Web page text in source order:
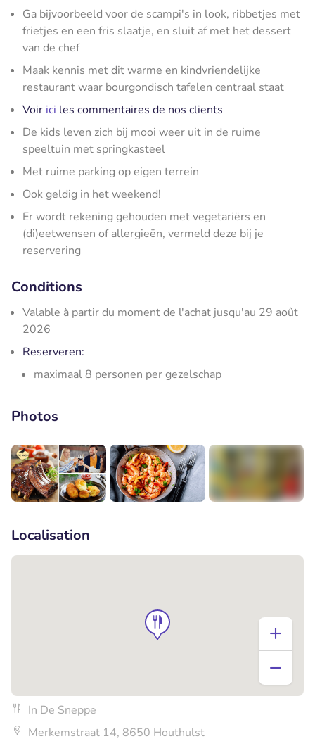
Ga bijvoorbeeld voor de scampi's in look, ribbetjes met
frietjes en een fris slaatje, en sluit af met het dessert
van de chef
Maak kennis met dit warme en kindvriendelijke
restaurant waar bourgondisch tafelen centraal staat
Voir ici les commentaires de nos clients
De kids leven zich bij mooi weer uit in de ruime
speeltuin met springkasteel
Met ruime parking op eigen terrein
Ook geldig in het weekend!
Er wordt rekening gehouden met vegetariërs en
(di)eetwensen of allergieën, vermeld deze bij je
reservering
Conditions
Valable à partir du moment de l'achat jusqu'au 29 août
2026
Reserveren:
maximaal 8 personen per gezelschap
Photos
Localisation
In De Sneppe
Merkemstraat 14, 8650 Houthulst